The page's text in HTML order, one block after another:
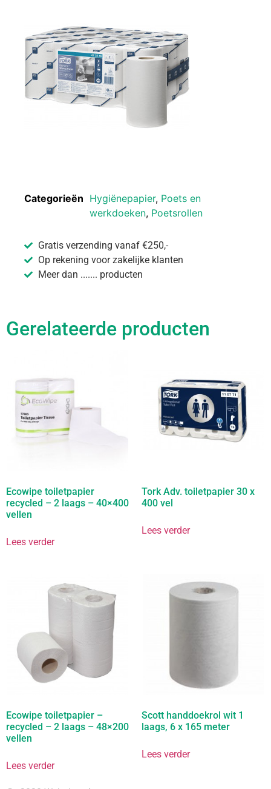
Categorieën Hygiënepapier, Poets en
werkdoeken, Poetsrollen
Gratis verzending vanaf €250,-
Op rekening voor zakelijke klanten
Meer dan ....... producten
Gerelateerde producten
Ecowipe toiletpapier
recycled – 2 laags – 40×400
vellen
Lees verder
Tork Adv. toiletpapier 30 x
400 vel
Lees verder
Ecowipe toiletpapier –
recycled – 2 laags – 48×200
vellen
Lees verder
Scott handdoekrol wit 1
laags, 6 x 165 meter
Lees verder